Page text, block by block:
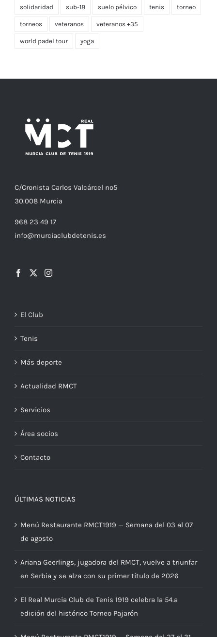
solidaridad sub-18 suelo pélvico tenis torneo
torneos veteranos veteranos +35
world padel tour yoga
C/Cronista Carlos Valcárcel nº5
30.008 Murcia
968 23 49 17
info@murciaclubdetenis.es
El Club
Tenis
Más deporte
Actualidad RMCT
Servicios
Área socios
Contacto
ÚLTIMAS NOTICIAS
Menú Restaurante RMCT1919 — Semana del 03 al 07
de agosto
Ariana Geerlings, jugadora del RMCT, vuelve a triunfar
en Serbia y se alza con su primer título de 2026
El Real Murcia Club de Tenis 1919 celebra la 54.ª
edición del histórico Torneo Pajarón